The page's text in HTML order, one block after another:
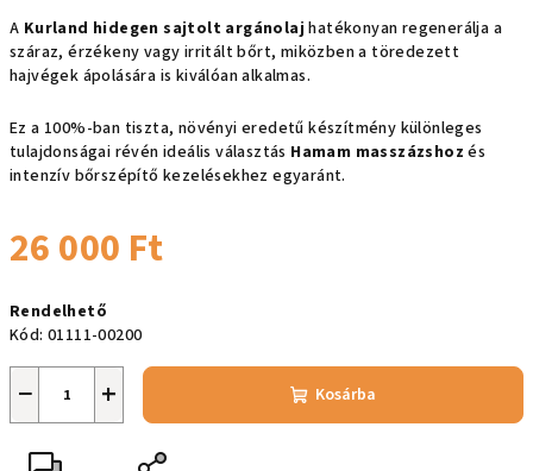
A Kurland hidegen sajtolt argánolaj hatékonyan regenerálja a
száraz, érzékeny vagy irritált bőrt, miközben a töredezett
hajvégek ápolására is kiválóan alkalmas.
Ez a 100%-ban tiszta, növényi eredetű készítmény különleges
tulajdonságai révén ideális választás Hamam masszázshoz és
intenzív bőrszépítő kezelésekhez egyaránt.
26 000 Ft
Rendelhető
Kód: 01111-00200
+
− Kosárba